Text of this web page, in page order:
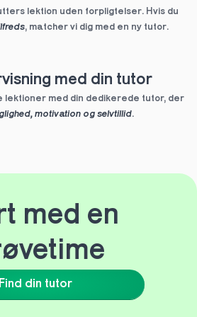
lektion uden forpligtelser. Hvis du
, matcher vi dig med en ny tutor.
med din tutor
med din dedikerede tutor, der
motivation og selvtillid.
Find din tutor
med en